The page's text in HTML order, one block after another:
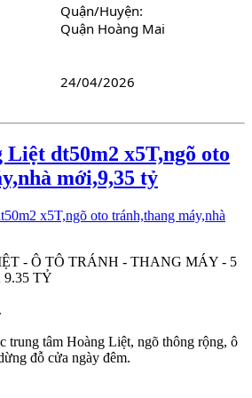
Quận/Huyện:
Quận Hoàng Mai
24/04/2026
Liệt dt50m2 x5T,ngõ oto
mới,9,35 tỷ
- Ô TÔ TRÁNH - THANG MÁY - 5
TỶ
trung tâm Hoàng Liệt, ngõ thông rộng, ô
đỗ cửa ngày đêm.